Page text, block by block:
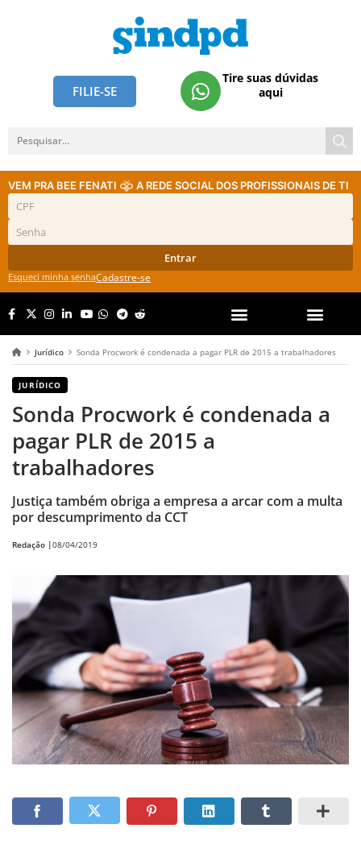
FILIE-SE
Tire suas dúvidas
aqui
VEM PRA BEE FENATI A REDE SOCIAL DOS PROFISSIONAIS DE TI
Entrar
Esqueci minha senhaCadastre-se
Jurídico Sonda Procwork é condenada a pagar PLR de 2015 a trabalhadores
JURÍDICO
Sonda Procwork é condenada a
pagar PLR de 2015 a
trabalhadores
Justiça também obriga a empresa a arcar com a multa
por descumprimento da CCT
Redação |08/04/2019